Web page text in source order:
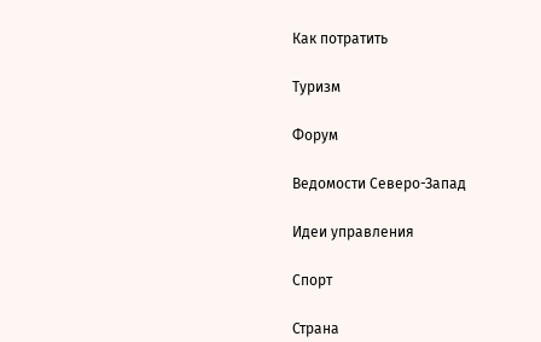
Как потратить
Туризм
Форум
Ведомости Северо-Запад
Идеи управления
Спорт
Страна